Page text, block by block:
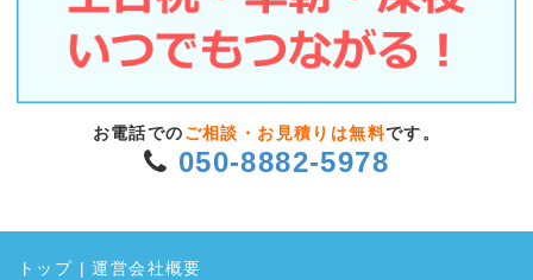
お電話での ご相談・お見積りは無料です。
050-8882-5978
トップ |運営会社概要